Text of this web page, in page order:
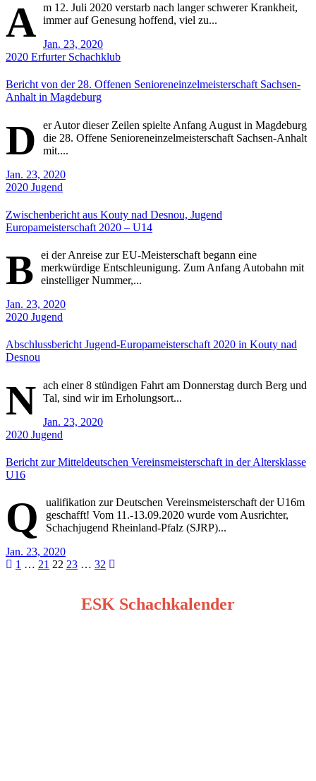
A m 12. Juli 2020 verstarb nach langer schwerer Krankheit,
immer auf Genesung hoffend, viel zu...
Jan. 23, 2020
2020 Erfurter Schachklub
Bericht von der 28. Offenen Senioreneinzelmeisterschaft Sachsen-
Anhalt in Magdeburg
D
er Autor dieser Zeilen spielte Anfang August in Magdeburg
die 28. Offene Senioreneinzelmeisterschaft Sachsen-Anhalt
mit....
Jan. 23, 2020
2020 Jugend
Zwischenbericht aus Kouty nad Desnou, Jugend
Europameisterschaft 2020 – U14
B
ei der Anreise zur EU-Meisterschaft begann eine
merkwürdige Entschleunigung. Zum Anfang Autobahn mit
einstelliger Nummer,...
Jan. 23, 2020
2020 Jugend
Abschlussbericht Jugend-Europameisterschaft 2020 in Kouty nad
Desnou
N ach einer 8 stündigen Fahrt am Donnerstag durch Berg und
Tal, sind wir im Erholungsort...
Jan. 23, 2020
2020 Jugend
Bericht zur Mitteldeutschen Vereinsmeisterschaft in der Altersklasse
U16
Q
ualifikation zur Deutschen Vereinsmeisterschaft der U16m
geschafft! Vom 11.-13.09.2020 wurde vom Ausrichter,
Schachjugend Rheinland-Pfalz (SJRP)...
Jan. 23, 2020
Seitennummerierung
1 … 21 22 23 … 32
ESK Schachkalender